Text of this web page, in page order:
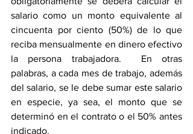
salario como un monto equivalente al
cincuenta por ciento (50%) de lo que
reciba mensualmente en dinero efectivo
la persona trabajadora.  En otras
palabras, a cada mes de trabajo, además
del salario, se le debe sumar este salario
en especie, ya sea, el monto que se
determinó en el contrato o el 50% antes
indicado.